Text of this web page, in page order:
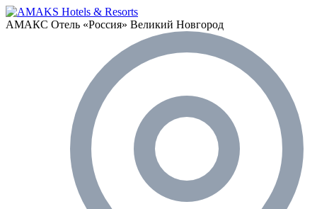
АМАКС Отель «‎Россия» Великий Новгород